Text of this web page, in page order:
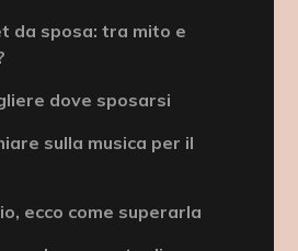
da sposa: tra mito e
dove sposarsi
sulla musica per il
ecco come superarla